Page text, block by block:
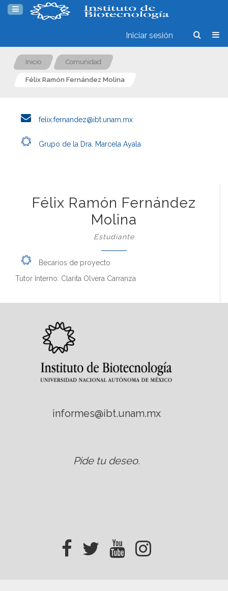
Iniciar sesión
Inicio Comunidad
Félix Ramón Fernández Molina
felix.fernandez@ibt.unam.mx
Grupo de la Dra. Marcela Ayala
Félix Ramón Fernández
Molina
Estudiante
Becarios de proyecto
Tutor Interno: Clarita Olvera Carranza
informes@ibt.unam.mx
Pide tu deseo.